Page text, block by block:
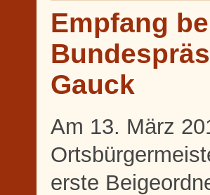
Empfang
Gauck
Am 13. März
erste